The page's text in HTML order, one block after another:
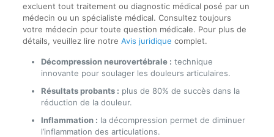
excluent tout traitement ou diagnostic médical posé par un
médecin ou un spécialiste médical. Consultez toujours
votre médecin pour toute question médicale. Pour plus de
détails, veuillez lire notre Avis juridique complet.
Décompression neurovertébrale : technique
innovante pour soulager les douleurs articulaires.
Résultats probants : plus de 80% de succès dans la
réduction de la douleur.
Inflammation : la décompression permet de diminuer
l’inflammation des articulations.